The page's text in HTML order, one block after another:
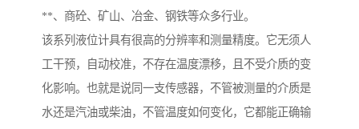
**、商砼、矿山、冶金、钢铁等众多行业。
该系列液位计具有很高的分辨率和测量精度。它无须人
工干预，自动校准，不存在温度漂移，且不受介质的变
化影响。也就是说同一支传感器，不管被测量的介质是
水还是汽油或柴油，不管温度如何变化，它都能正确输